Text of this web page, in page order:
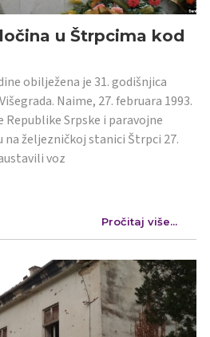
u Štrpcima kod
obilježena je 31. godišnjica
Naime, 27. februara 1993.
Srpske i paravojne
na željezničkoj stanici Štrpci 27.
voz
Pročitaj više...